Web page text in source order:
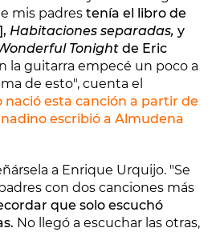
mis padres tenía el libro de
Habitaciones separadas, y
Tonight de Eric
la guitarra empecé un poco a
de esto", cuenta el
nació esta canción a partir de
escribió a Almudena
a Enrique Urquijo. "Se
con dos canciones más
que solo escuchó
No llegó a escuchar las otras,